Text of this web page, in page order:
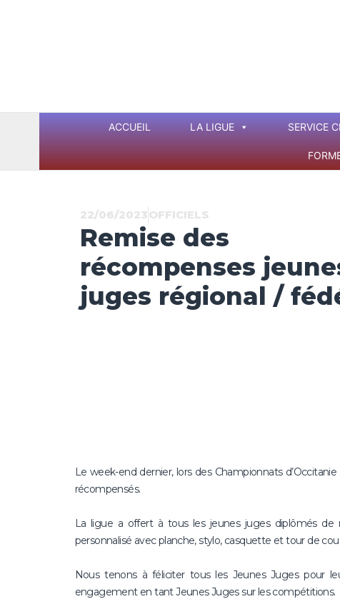
ACCUEIL LA LIGUE SERVICE
22/06/2023OFFICIELS
Remise des
récompenses
juges régional /
Le week-end dernier, lors des Championnats
récompensés.
La ligue a offert à tous les jeunes juges diplômés de
personnalisé avec planche, stylo, casquette et tour de cou.
Nous tenons à féliciter tous les Jeunes Juges pour
engagement en tant Jeunes Juges sur les compétitions.